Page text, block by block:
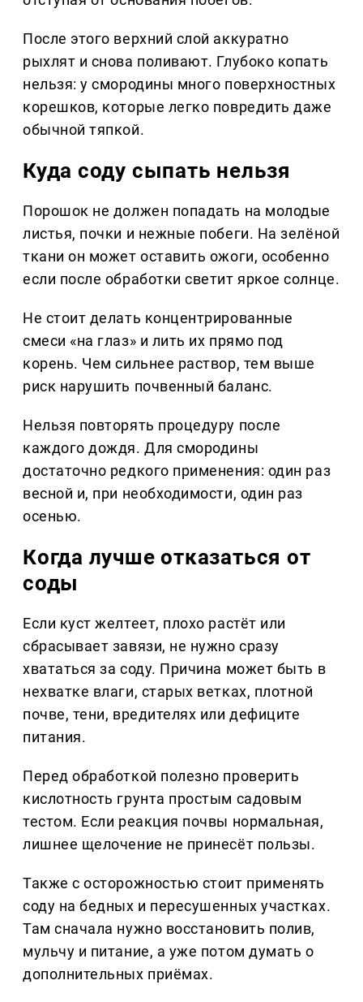
После этого верхний слой аккуратно
рыхлят и снова поливают. Глубоко копать
нельзя: у смородины много поверхностных
корешков, которые легко повредить даже
обычной тяпкой.
Куда соду сыпать нельзя
Порошок не должен попадать на молодые
листья, почки и нежные побеги. На зелёной
ткани он может оставить ожоги, особенно
если после обработки светит яркое солнце.
Не стоит делать концентрированные
смеси «на глаз» и лить их прямо под
корень. Чем сильнее раствор, тем выше
риск нарушить почвенный баланс.
Нельзя повторять процедуру после
каждого дождя. Для смородины
достаточно редкого применения: один раз
весной и, при необходимости, один раз
осенью.
Когда лучше отказаться от
соды
Если куст желтеет, плохо растёт или
сбрасывает завязи, не нужно сразу
хвататься за соду. Причина может быть в
нехватке влаги, старых ветках, плотной
почве, тени, вредителях или дефиците
питания.
Перед обработкой полезно проверить
кислотность грунта простым садовым
тестом. Если реакция почвы нормальная,
лишнее щелочение не принесёт пользы.
Также с осторожностью стоит применять
соду на бедных и пересушенных участках.
Там сначала нужно восстановить полив,
мульчу и питание, а уже потом думать о
дополнительных приёмах.